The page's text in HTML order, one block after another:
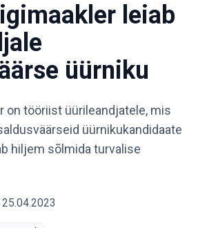
leiab
üürniku
on tööriist üürileandjatele, mis
üürnikukandidaate
hiljem sõlmida turvalise